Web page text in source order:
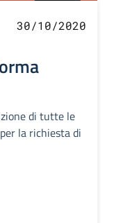
30/10/2020
di tutte le
la richiesta di